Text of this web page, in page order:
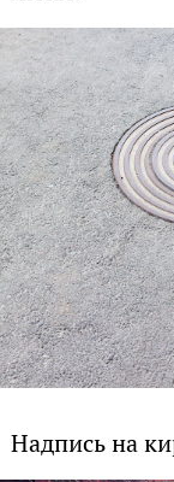
Надпись на